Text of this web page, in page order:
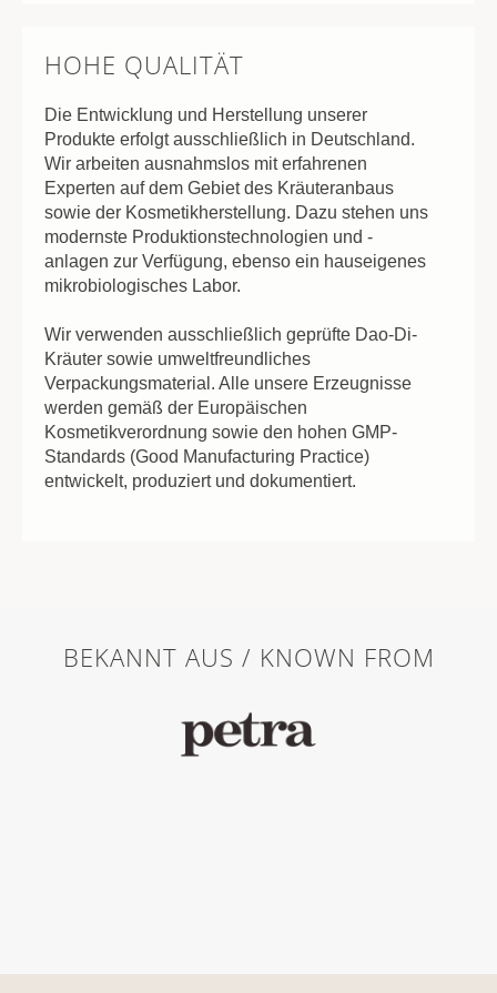
HOHE QUALITÄT
Die Entwicklung und Herstellung unserer
Produkte erfolgt ausschließlich in Deutschland.
Wir arbeiten ausnahmslos mit erfahrenen
Experten auf dem Gebiet des Kräuteranbaus
sowie der Kosmetikherstellung. Dazu stehen uns
modernste Produktionstechnologien und -
anlagen zur Verfügung, ebenso ein hauseigenes
mikrobiologisches Labor.
Wir verwenden ausschließlich geprüfte Dao-Di-
Kräuter sowie umweltfreundliches
Verpackungsmaterial. Alle unsere Erzeugnisse
werden gemäß der Europäischen
Kosmetikverordnung sowie den hohen GMP-
Standards (Good Manufacturing Practice)
entwickelt, produziert und dokumentiert.
BEKANNT AUS / KNOWN FROM